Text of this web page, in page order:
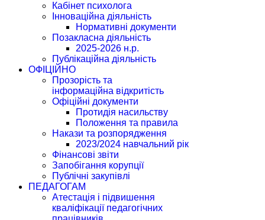
Кабінет психолога
Інноваційна діяльність
Нормативні документи
Позакласна діяльність
2025-2026 н.р.
Публікаційна діяльність
ОФІЦІЙНО
Прозорість та
інформаційна відкритість
Офіційні документи
Протидія насильству
Положення та правила
Накази та розпорядження
2023/2024 навчальний рік
Фінансові звіти
Запобігання корупції
Публічні закупівлі
ПЕДАГОГАМ
Атестація і підвишення
кваліфікації педагогічних